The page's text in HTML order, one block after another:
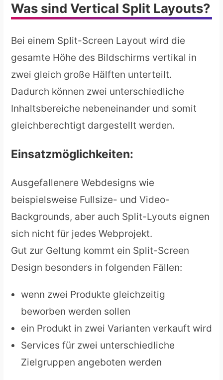
Was sind Vertical Split Layouts?
Bei einem Split-Screen Layout wird die
gesamte Höhe des Bildschirms vertikal in
zwei gleich große Hälften unterteilt.
Dadurch können zwei unterschiedliche
Inhaltsbereiche nebeneinander und somit
gleichberechtigt dargestellt werden.
Einsatzmöglichkeiten:
Ausgefallenere Webdesigns wie
beispielsweise Fullsize- und Video-
Backgrounds, aber auch Split-Lyouts eignen
sich nicht für jedes Webprojekt.
Gut zur Geltung kommt ein Split-Screen
Design besonders in folgenden Fällen:
wenn zwei Produkte gleichzeitig
beworben werden sollen
ein Produkt in zwei Varianten verkauft wird
Services für zwei unterschiedliche
Zielgruppen angeboten werden